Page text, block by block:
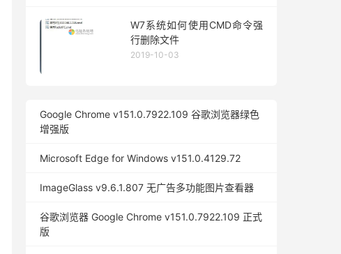
W7系统如何使用CMD命令强
行删除文件
2019-10-03
Google Chrome v151.0.7922.109 谷歌浏览器绿色
增强版
Microsoft Edge for Windows v151.0.4129.72
ImageGlass v9.6.1.807 无广告多功能图片查看器
谷歌浏览器 Google Chrome v151.0.7922.109 正式
版